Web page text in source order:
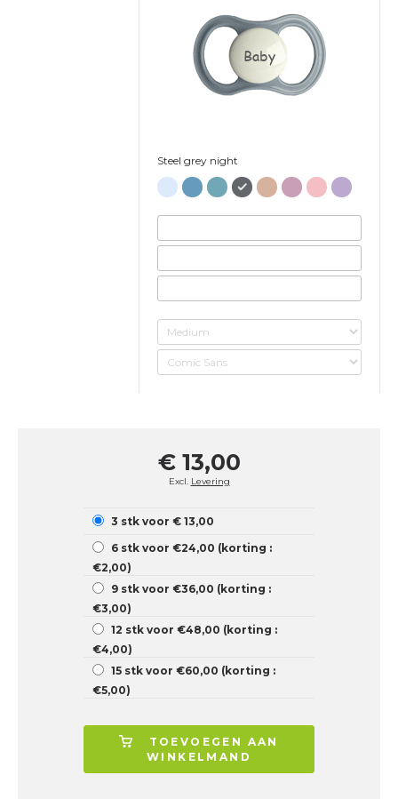
Baby
Steel grey night
€ 13,00
Excl. Levering
3 stk voor € 13,00
6 stk voor €24,00 (korting :
€2,00)
9 stk voor €36,00 (korting :
€3,00)
12 stk voor €48,00 (korting :
€4,00)
15 stk voor €60,00 (korting :
€5,00)
TOEVOEGEN AAN
WINKELMAND